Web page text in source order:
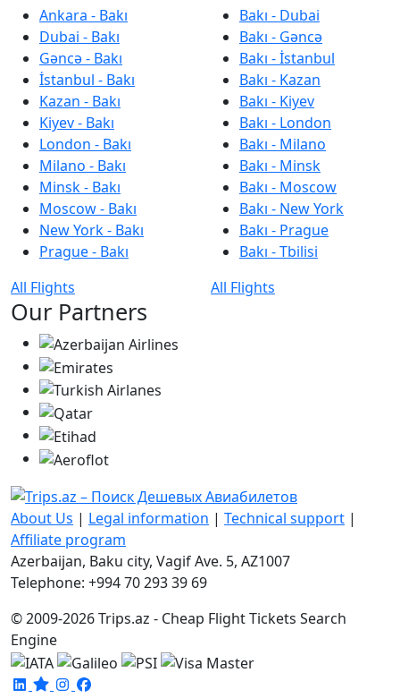
Ankara - Bakı
Dubai - Bakı
Gəncə - Bakı
İstanbul - Bakı
Kazan - Bakı
Kiyev - Bakı
London - Bakı
Milano - Bakı
Minsk - Bakı
Moscow - Bakı
New York - Bakı
Prague - Bakı
All Flights
Bakı - Dubai
Bakı - Gəncə
Bakı - İstanbul
Bakı - Kazan
Bakı - Kiyev
Bakı - London
Bakı - Milano
Bakı - Minsk
Bakı - Moscow
Bakı - New York
Bakı - Prague
Bakı - Tbilisi
All Flights
Our Partners
About Us | Legal information | Technical support |
Affiliate program
Azerbaijan, Baku city, Vagif Ave. 5, AZ1007
Telephone: +994 70 293 39 69
© 2009-2026 Trips.az - Cheap Flight Tickets Search
Engine